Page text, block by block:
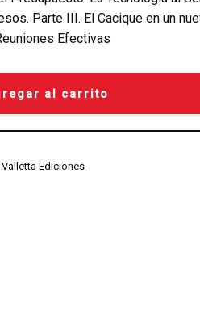
Parte III. El Cacique en un
Efectivas
al carrito
Valletta Ediciones